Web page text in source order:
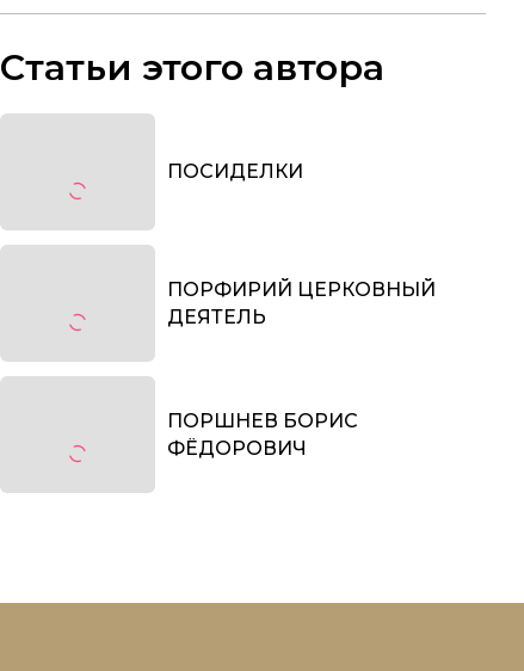
Статьи этого автора
ПОСИДЕЛКИ
ПОРФИРИЙ ЦЕРКОВНЫЙ
ДЕЯТЕЛЬ
ПОРШНЕВ БОРИС
ФЁДОРОВИЧ